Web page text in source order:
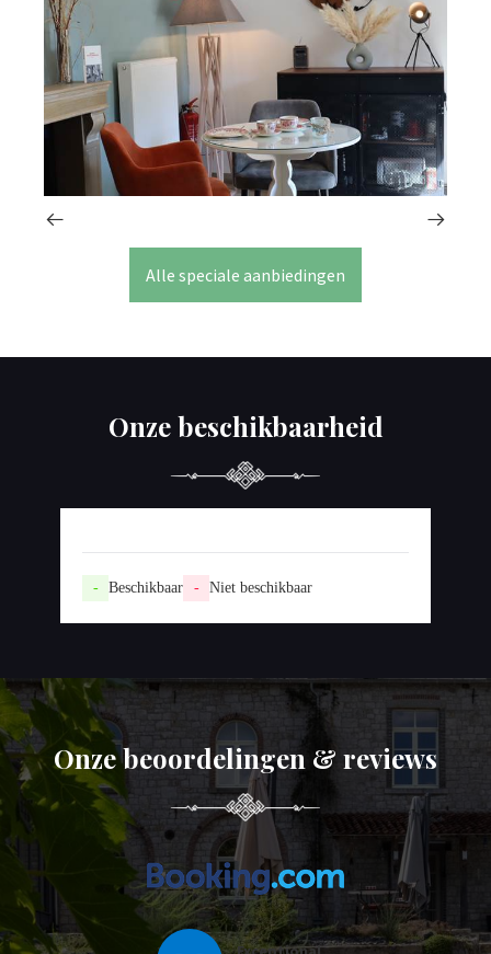
Alle speciale aanbiedingen
Onze beschikbaarheid
- Beschikbaar - Niet beschikbaar
Onze beoordelingen & reviews